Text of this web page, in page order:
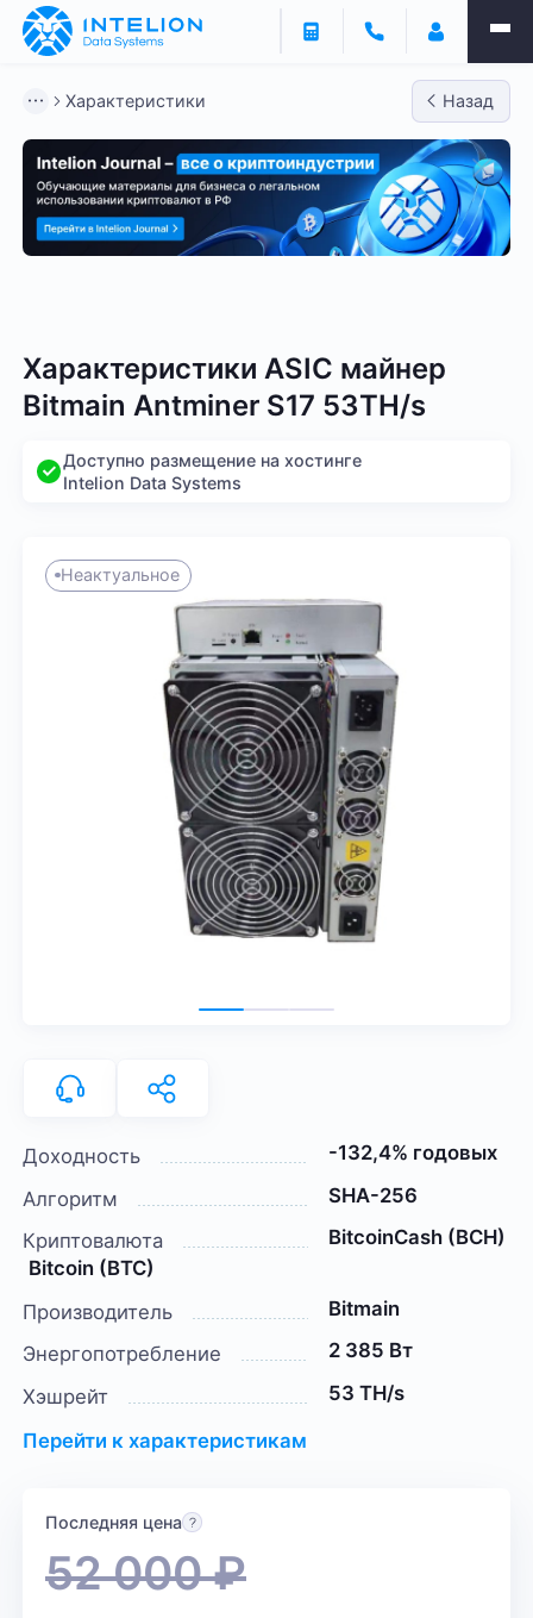
Характеристики Назад
Характеристики ASIC майнер
Bitmain Antminer S17 53TH/s
Доступно размещение на хостинге
Intelion Data Systems
Неактуальное
Доходность
-132,4% годовых
Алгоритм
SHA-256
Криптовалюта
BitcoinCash (BCH)
Bitcoin (BTC)
Производитель
Bitmain
Энергопотребление
2 385 Вт
Хэшрейт
53 TH/s
Перейти к характеристикам
Последняя цена
52 000₽